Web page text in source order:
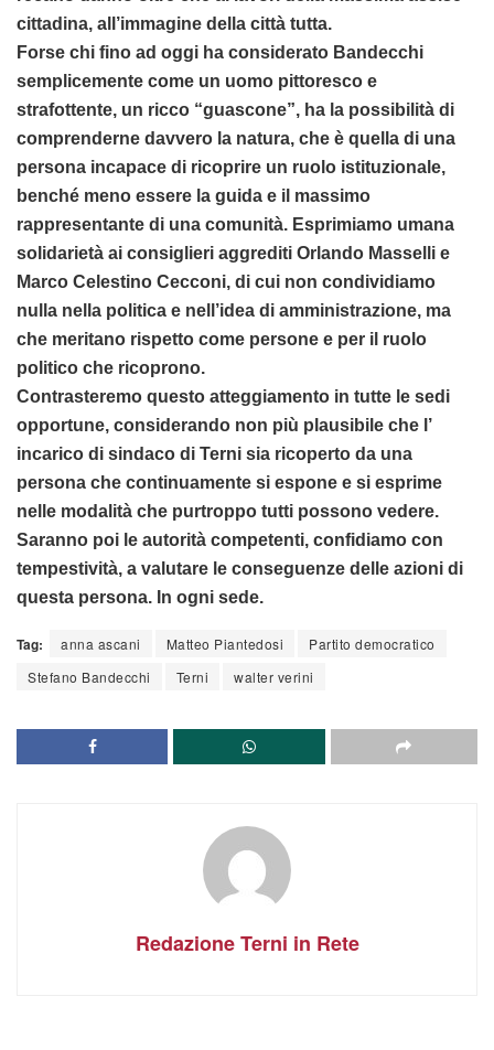
cittadina, all’immagine della città tutta.
Forse chi fino ad oggi ha considerato Bandecchi
semplicemente come un uomo pittoresco e
strafottente, un ricco “guascone”, ha la possibilità di
comprenderne davvero la natura, che è quella di una
persona incapace di ricoprire un ruolo istituzionale,
benché meno essere la guida e il massimo
rappresentante di una comunità. Esprimiamo umana
solidarietà ai consiglieri aggrediti Orlando Masselli e
Marco Celestino Cecconi, di cui non condividiamo
nulla nella politica e nell’idea di amministrazione, ma
che meritano rispetto come persone e per il ruolo
politico che ricoprono.
Contrasteremo questo atteggiamento in tutte le sedi
opportune, considerando non più plausibile che l’
incarico di sindaco di Terni sia ricoperto da una
persona che continuamente si espone e si esprime
nelle modalità che purtroppo tutti possono vedere.
Saranno poi le autorità competenti, confidiamo con
tempestività, a valutare le conseguenze delle azioni di
questa persona. In ogni sede.
Tag: anna ascani Matteo Piantedosi
Partito democratico
Stefano Bandecchi
Terni walter verini
Redazione Terni in Rete